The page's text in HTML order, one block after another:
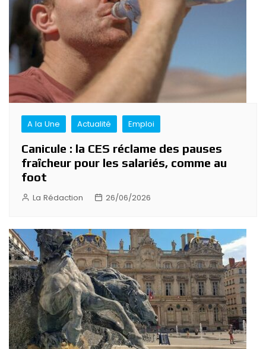
A la Une Actualité Emploi
Canicule : la CES réclame des pauses
fraîcheur pour les salariés, comme au
foot
La Rédaction 26/06/2026